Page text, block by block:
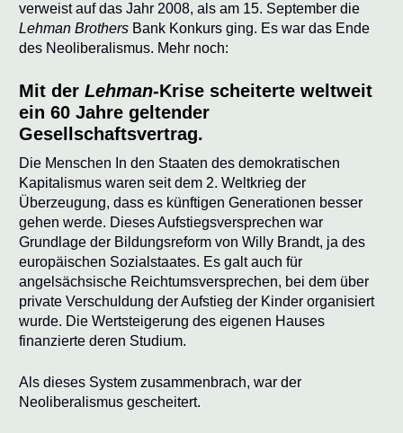
verweist auf das Jahr 2008, als am 15. September die
Lehman Brothers Bank Konkurs ging. Es war das Ende
des Neoliberalismus. Mehr noch:
Mit derLehman-Krise scheiterte weltweit
ein 60 Jahre geltender
Gesellschaftsvertrag.
Die Menschen In den Staaten des demokratischen
Kapitalismus waren seit dem 2. Weltkrieg der
Überzeugung, dass es künftigen Generationen besser
gehen werde. Dieses Aufstiegsversprechen war
Grundlage der Bildungsreform von Willy Brandt, ja des
europäischen Sozialstaates. Es galt auch für
angelsächsische Reichtumsversprechen, bei dem über
private Verschuldung der Aufstieg der Kinder organisiert
wurde. Die Wertsteigerung des eigenen Hauses
finanzierte deren Studium.
Als dieses System zusammenbrach, war der
Neoliberalismus gescheitert.